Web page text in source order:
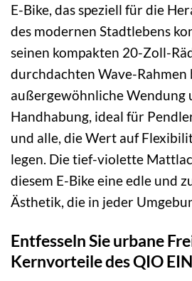
E-Bike, das speziell für die
des modernen Stadtlebens
seinen kompakten 20-Zoll-
durchdachten Wave-Rahmen
außergewöhnliche Wendung
Handhabung, ideal für
und alle, die Wert auf
legen. Die tief-violette
diesem E-Bike eine edle und
Ästhetik, die in jeder
Entfesseln Sie urbane
Kernvorteile des QIO